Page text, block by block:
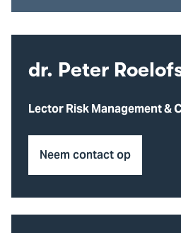
dr. Peter
Lector Risk Management &
Neem contact op